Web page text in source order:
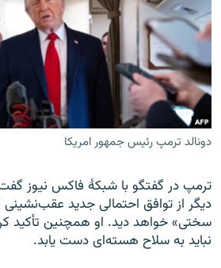
دونالد ترمپ رئیس جمهور امریکا
ترمپ در گفتگو با شبکهٔ فاکس نیوز گفت
دیگر از توافق احتمالی جدید عقب‌نشینی
سختی» خواهد دید. او همچنین تأکید
نباید به سلاح هسته‌ای دست یابد.